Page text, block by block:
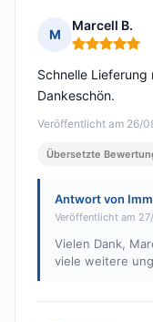
M
Marcell B.
Hinweis: 5
Veröffentlicht am 26/
Schnelle Lieferung
Dankeschön.
Übersetzte
Antwort von
Veröffentlicht am
Vielen Dank,
viele weitere